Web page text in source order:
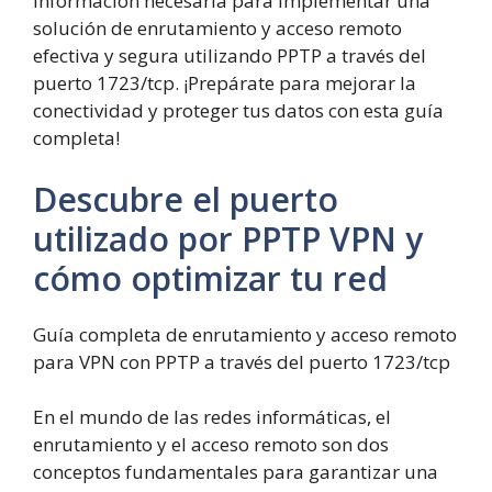
solución de enrutamiento y acceso remoto
efectiva y segura utilizando PPTP a través del
puerto 1723/tcp. ¡Prepárate para mejorar la
conectividad y proteger tus datos con esta guía
completa!
Descubre el puerto
utilizado por PPTP VPN y
cómo optimizar tu red
Guía completa de enrutamiento y acceso remoto
para VPN con PPTP a través del puerto 1723/tcp
En el mundo de las redes informáticas, el
enrutamiento y el acceso remoto son dos
conceptos fundamentales para garantizar una